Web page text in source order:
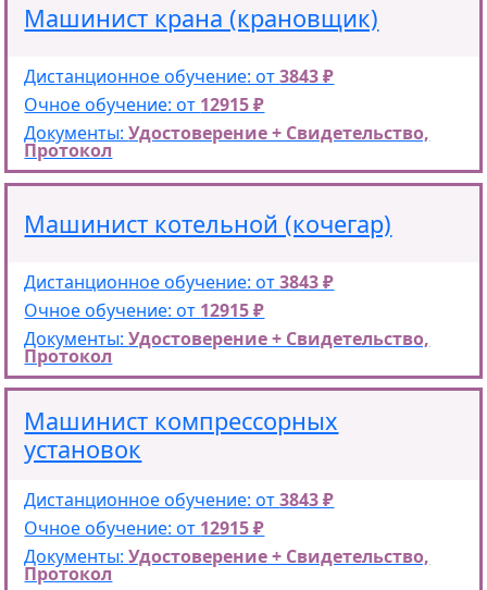
Машинист крана (крановщик)
Дистанционное обучение: от3843 ₽
Очное обучение: от 12915 ₽
Документы:Удостоверение + Свидетельство,
Протокол
Машинист котельной (кочегар)
Дистанционное обучение: от3843 ₽
Очное обучение: от 12915 ₽
Документы:Удостоверение + Свидетельство,
Протокол
Машинист компрессорных
установок
Дистанционное обучение: от3843 ₽
Очное обучение: от 12915 ₽
Документы:Удостоверение + Свидетельство,
Протокол